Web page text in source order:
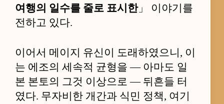
여행의 일수를 줄로 표시한」 이야기를
전하고 있다.
이어서 메이지 유신이 도래하였으니, 이
는 에조의 세속적 균형을 — 아마도 일
본 본토의 그것 이상으로 — 뒤흔들 터
였다. 무자비한 개간과 식민 정책, 여기